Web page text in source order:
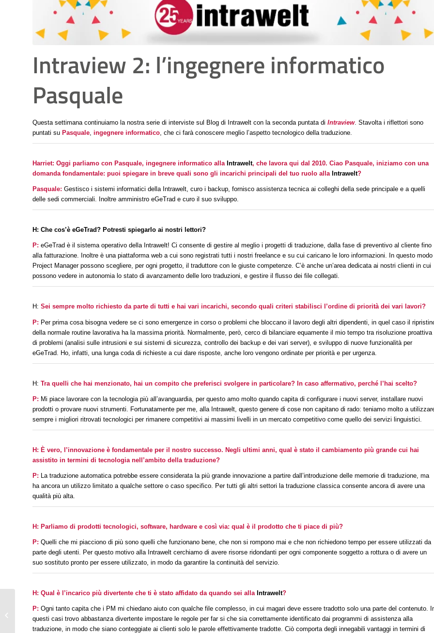
Intraview 2: l’ingegnere informatico
Pasquale
Questa settimana continuiamo la nostra serie di interviste sul Blog di Intrawelt con la seconda puntata di Intraview. Stavolta i riflettori sono
puntati su Pasquale, ingegnere informatico, che ci farà conoscere meglio l’aspetto tecnologico della traduzione.
Harriet: Oggi parliamo con Pasquale, ingegnere informatico alla Intrawelt, che lavora qui dal 2010. Ciao Pasquale, iniziamo con una
domanda fondamentale: puoi spiegare in breve quali sono gli incarichi principali del tuo ruolo alla Intrawelt?
Pasquale: Gestisco i sistemi informatici della Intrawelt, curo i backup, fornisco assistenza tecnica ai colleghi della sede principale e a quelli
delle sedi commerciali. Inoltre amministro eGeTrad e curo il suo sviluppo.
H: Che cos’è eGeTrad? Potresti spiegarlo ai nostri lettori?
P: eGeTrad è il sistema operativo della Intrawelt! Ci consente di gestire al meglio i progetti di traduzione, dalla fase di preventivo al cliente fino
alla fatturazione. Inoltre è una piattaforma web a cui sono registrati tutti i nostri freelance e su cui caricano le loro informazioni. In questo modo
Project Manager possono scegliere, per ogni progetto, il traduttore con le giuste competenze. C’è anche un’area dedicata ai nostri clienti in cui
possono vedere in autonomia lo stato di avanzamento delle loro traduzioni, e gestire il flusso dei file collegati.
H: Sei sempre molto richiesto da parte di tutti e hai vari incarichi, secondo quali criteri stabilisci l’ordine di priorità dei vari lavori?
P: Per prima cosa bisogna vedere se ci sono emergenze in corso o problemi che bloccano il lavoro degli altri dipendenti, in quel caso il
della normale routine lavorativa ha la massima priorità. Normalmente, però, cerco di bilanciare equamente il mio tempo tra risoluzione proattiva
di problemi (analisi sulle intrusioni e sui sistemi di sicurezza, controllo dei backup e dei vari server), e sviluppo di nuove funzionalità per
eGeTrad . Ho, infatti, una lunga coda di richieste a cui dare risposte, anche loro vengono ordinate per priorità e per urgenza.
H: Tra quelli che hai menzionato, hai un compito che preferisci svolgere in particolare? In caso affermativo, perché l’hai scelto?
P: Mi piace lavorare con la tecnologia più all’avanguardia, per questo amo molto quando capita di configurare i nuovi server, installare nuovi
prodotti o provare nuovi strumenti. Fortunatamente per me, alla Intrawelt , questo genere di cose non capitano di rado: teniamo molto a
sempre i migliori ritrovati tecnologici per rimanere competitivi ai massimi livelli in un mercato competitivo come quello dei servizi linguistici.
H: È vero, l’innovazione è fondamentale per il nostro successo. Negli ultimi anni, qual è stato il cambiamento più grande cui hai
assistito in termini di tecnologia nell’ambito della traduzione?
P: La traduzione automatica potrebbe essere considerata la più grande innovazione a partire dall’introduzione delle memorie di traduzione, ma
ha ancora un utilizzo limitato a qualche settore o caso specifico. Per tutti gli altri settori la traduzione classica consente ancora di avere una
qualità più alta.
H: Parliamo di prodotti tecnologici, software, hardware e così via: qual è il prodotto che ti piace di più?
P: Quelli che mi piacciono di più sono quelli che funzionano bene, che non si rompono mai e che non richiedono tempo per essere utilizzati da
parte degli utenti. Per questo motivo alla Intrawelt cerchiamo di avere risorse ridondanti per ogni componente soggetto a rottura o di avere un
suo sostituto pronto per essere utilizzato, in modo da garantire la continuità del servizio.
H: Qual è l’incarico più divertente che ti è stato affidato da quando sei alla Intrawelt?
P: Ogni tanto capita che i PM mi chiedano aiuto con qualche file complesso, in cui magari deve essere tradotto solo una parte del contenuto.
questi casi trovo abbastanza divertente impostare le regole per far si che sia correttamente identificato dai programmi di assistenza alla
traduzione, in modo che siano conteggiate ai clienti solo le parole effettivamente tradotte. Ciò comporta degli innegabili vantaggi in termini di
Intraview 1: le Project
Manager Mery &
Roberta